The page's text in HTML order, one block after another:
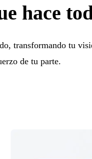
hace
transformando tu
de tu parte.